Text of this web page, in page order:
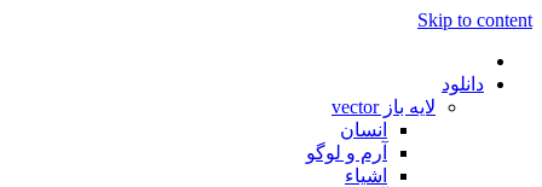
Skip to content
دانلود
لایه باز vector
انسان
آرم و لوگو
اشیاء